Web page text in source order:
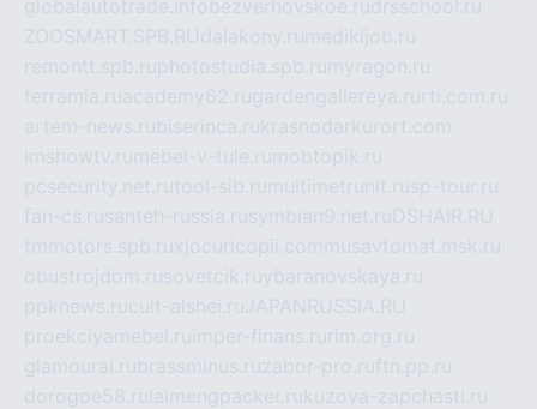
globalautotrade.info bezverhovskoe.rudrsschool.ru
ZOOSMART.SPB.RUdalakony.ru medikijob.ru
remontt.spb.ruphotostudia.spb.ru myragon.ru
terramia.ruacademy62.rugardengallereya.ru rti.com.ru
artem-news.rubiserinca.rukrasnodarkurort.com
imshowtv.ru mebel-v-tule.ru mobtopik.ru
pcsecurity.net.rutool-sib.ru multimetrunit.rusp-tour.ru
fan-cs.rusanteh-russia.rusymbian9.net.ruDSHAIR.RU
tmmotors.spb.ruxjocuricopii.com musavtomat.msk.ru
obustrojdom.rusovetcik.ruybaranovskaya.ru
ppknews.rucult-alshei.ruJAPANRUSSIA.RU
proekciyamebel.ru imper-finans.ru rim.org.ru
glamourai.rubrassminus.ruzabor-pro.ruftn.pp.ru
dorogoe58.ru laimengpacker.rukuzova-zapchasti.ru